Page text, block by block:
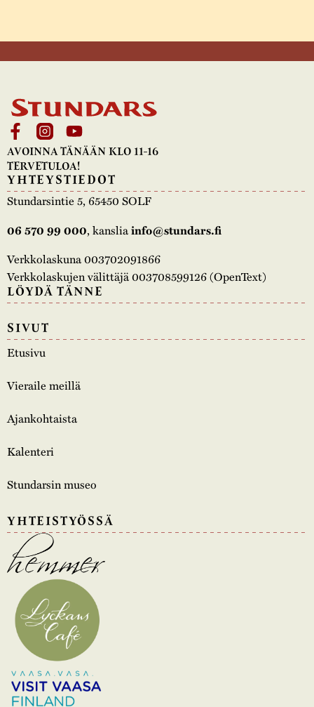
AVOINNA TÄNÄÄN KLO 11-16
TERVETULOA!
YHTEYSTIEDOT
Stundarsintie 5, 65450 SOLF
06 570 99 000, kansliainfo@stundars.fi
Verkkolaskuna 003702091866
Verkkolaskujen välittäjä 003708599126 (OpenText)
LÖYDÄ TÄNNE
SIVUT
Etusivu
Vieraile meillä
Ajankohtaista
Kalenteri
Stundarsin museo
YHTEISTYÖSSÄ